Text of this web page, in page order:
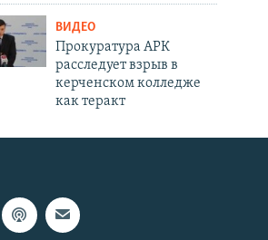
ВИДЕО
Прокуратура АРК
расследует взрыв в
керченском колледже
как теракт